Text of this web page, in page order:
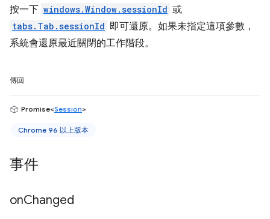
按一下 windows.Window.sessionId 或
tabs.Tab.sessionId 即可還原。如果未指定這項參數，
系統會還原最近關閉的工作階段。
傳回
Promise<Session>
Chrome 96 以上版本
事件
onChanged